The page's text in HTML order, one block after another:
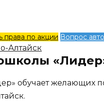
права по акции Вопрос
Алтайск
обучает желающих